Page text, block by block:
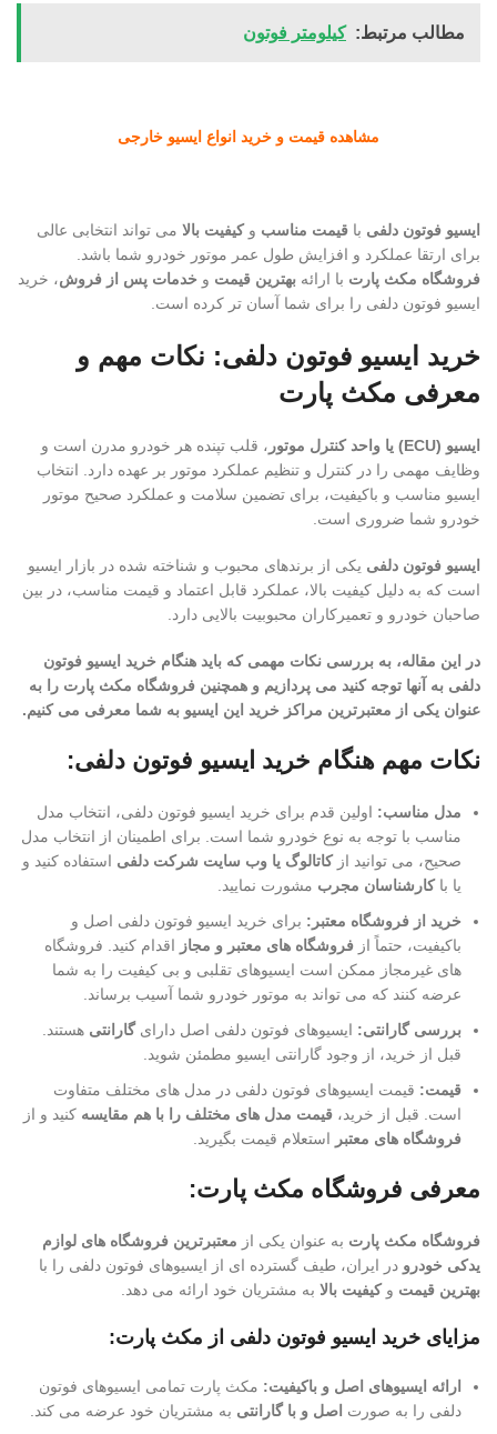
مطالب مرتبط: کیلومتر فوتون
مشاهده قیمت و خرید انواع ایسیو خارجی
ایسیو فوتون دلفی با قیمت مناسب وکیفیت بالا می تواند انتخابی عالی
برای ارتقا عملکرد و افزایش طول عمر موتور خودرو شما باشد.
فروشگاه مکث پارت با ارائه بهترین قیمت و خدمات پس از فروش، خرید
ایسیو فوتون دلفی را برای شما آسان تر کرده است.
خرید ایسیو فوتون دلفی: نکات مهم و
معرفی مکث پارت
ایسیو (ECU) یا واحد کنترل موتور
، قلب تپنده هر خودرو مدرن است و
وظایف مهمی را در کنترل و تنظیم عملکرد موتور بر عهده دارد. انتخاب
ایسیو مناسب و باکیفیت، برای تضمین سلامت و عملکرد صحیح موتور
خودرو شما ضروری است.
ایسیو فوتون دلفی یکی از برندهای محبوب و شناخته شده در بازار ایسیو
است که به دلیل کیفیت بالا، عملکرد قابل اعتماد و قیمت مناسب، در بین
صاحبان خودرو و تعمیرکاران محبوبیت بالایی دارد.
در این مقاله، به بررسی نکات مهمی که باید هنگام خرید ایسیو فوتون
دلفی به آنها توجه کنید می پردازیم و همچنین فروشگاه مکث پارت را به
عنوان یکی از معتبرترین مراکز خرید این ایسیو به شما معرفی می کنیم.
نکات مهم هنگام خرید ایسیو فوتون دلفی:
مدل مناسب: اولین قدم برای خرید ایسیو فوتون دلفی، انتخاب مدل
مناسب با توجه به نوع خودرو شما است. برای اطمینان از انتخاب مدل
صحیح، می توانید ازکاتالوگ یا وب سایت شرکت دلفی استفاده کنید و
یا باکارشناسان مجرب مشورت نمایید.
خرید از فروشگاه معتبر: برای خرید ایسیو فوتون دلفی اصل و
باکیفیت، حتماً از فروشگاه های معتبر و مجاز اقدام کنید. فروشگاه
های غیرمجاز ممکن است ایسیوهای تقلبی و بی کیفیت را به شما
عرضه کنند که می تواند به موتور خودرو شما آسیب برساند.
بررسی گارانتی: ایسیوهای فوتون دلفی اصل دارایگارانتی هستند.
قبل از خرید، از وجود گارانتی ایسیو مطمئن شوید.
قیمت: قیمت ایسیوهای فوتون دلفی در مدل های مختلف متفاوت
است. قبل از خرید، قیمت مدل های مختلف را با هم مقایسه کنید و از
فروشگاه های معتبر استعلام قیمت بگیرید.
معرفی فروشگاه مکث پارت:
فروشگاه مکث پارت به عنوان یکی از معتبرترین فروشگاه های لوازم
یدکی خودرو در ایران، طیف گسترده ای از ایسیوهای فوتون دلفی را با
بهترین قیمت وکیفیت بالا به مشتریان خود ارائه می دهد.
مزایای خرید ایسیو فوتون دلفی از مکث پارت:
ارائه ایسیوهای اصل و باکیفیت: مکث پارت تمامی ایسیوهای فوتون
دلفی را به صورت اصل و با گارانتی به مشتریان خود عرضه می کند.